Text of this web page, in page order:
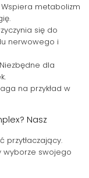
Wspiera metabolizm
się do
nerwowego i
Niezbędne dla
na przykład w
Nasz
przytłaczający.
wyborze swojego